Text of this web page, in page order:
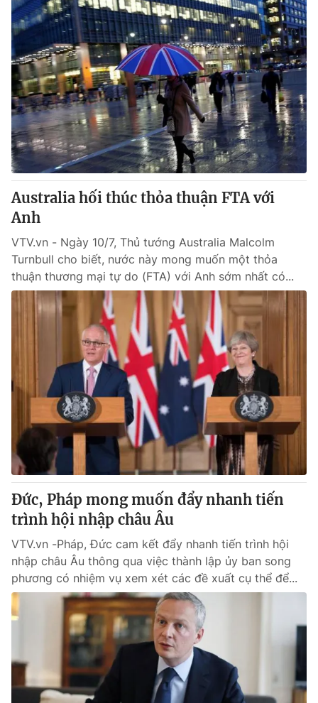
Australia hối thúc thỏa thuận FTA với
Anh
VTV.vn - Ngày 10/7, Thủ tướng Australia Malcolm
Turnbull cho biết, nước này mong muốn một thỏa
thuận thương mại tự do (FTA) với Anh sớm nhất có...
Đức, Pháp mong muốn đẩy nhanh tiến
trình hội nhập châu Âu
VTV.vn -Pháp, Đức cam kết đẩy nhanh tiến trình hội
nhập châu Âu thông qua việc thành lập ủy ban song
phương có nhiệm vụ xem xét các đề xuất cụ thể để...